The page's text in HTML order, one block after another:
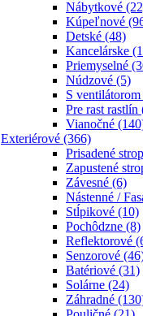
Nábytkové
Kúpeľnové
Detské (48)
Kancelárske
Priemyselné
Núdzové (5)
S ventilátorom
Pre rast rastlín
Vianočné
Exteriérové (366)
Prisadené
Zapustené
Závesné (6)
Nástenné /
Stĺpikové (10)
Pochôdzne (8)
Reflektorové
Senzorové
Batériové (31)
Solárne (24)
Záhradné